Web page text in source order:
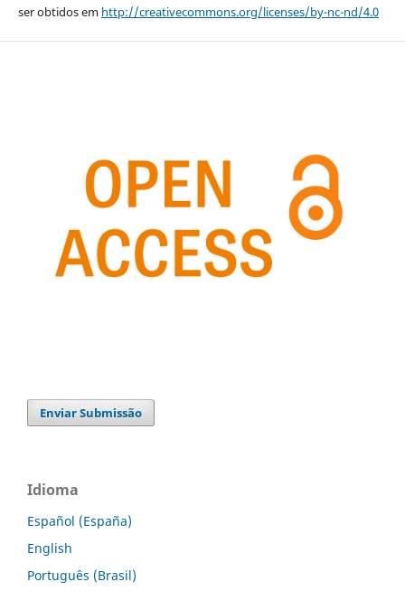
ser obtidos em http://creativecommons.org/licenses/by-nc-nd/4.0
Enviar Submissão
Idioma
Español (España)
English
Português (Brasil)